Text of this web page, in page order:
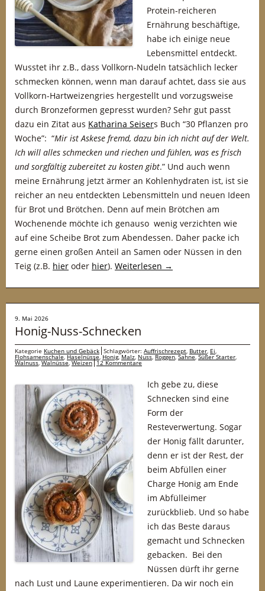
Protein-reicheren
Ernährung beschäftige,
habe ich einige neue
Lebensmittel entdeckt.
Wusstet ihr z.B., dass Vollkorn-Nudeln tatsächlich lecker
schmecken können, wenn man darauf achtet, dass sie aus
Vollkorn-Hartweizengries hergestellt und vorzugsweise
durch Bronzeformen gepresst wurden? Sehr gut passt
dazu ein Zitat aus Katharina Seisers Buch “30 Pflanzen pro
Woche”: “Mir ist Askese fremd, dazu bin ich nicht auf der Welt.
Ich will alles schmecken und riechen und fühlen, was es frisch
und sorgfältig zubereitet zu kosten gibt.” Und auch wenn
meine Ernährung jetzt ärmer an Kohlenhydraten ist, ist sie
reicher an neu entdeckten Lebensmitteln und neuen Ideen
für Brot und Brötchen. Denn auf mein Brötchen am
Wochenende möchte ich genauso wenig verzichten wie
auf eine Scheibe Brot zum Abendessen. Daher packe ich
gerne einen großen Anteil an Samen oder Nüssen in den
Teig (z.B. hier oder hier). Weiterlesen →
9. Mai 2026
Honig-Nuss-Schnecken
Kategorie Kuchen und Gebäck Schlagwörter: Auffrischrezept, Butter, Ei,
Flohsamenschale,Haselnüsse,Honig,Malz, Nuss,Roggen,Sahne,Süßer Starter,
Walnuss,Walnüsse,Weizen 12 Kommentare
Ich gebe zu, diese
Schnecken sind eine
Form der
Resteverwertung. Sogar
der Honig fällt darunter,
denn er ist der Rest, der
beim Abfüllen einer
Charge Honig am Ende
im Abfülleimer
zurückblieb. Und so habe
ich das Beste daraus
gemacht und Schnecken
gebacken. Bei den
Nüssen dürft ihr gerne
nach Lust und Laune experimentieren. Da wir noch ein